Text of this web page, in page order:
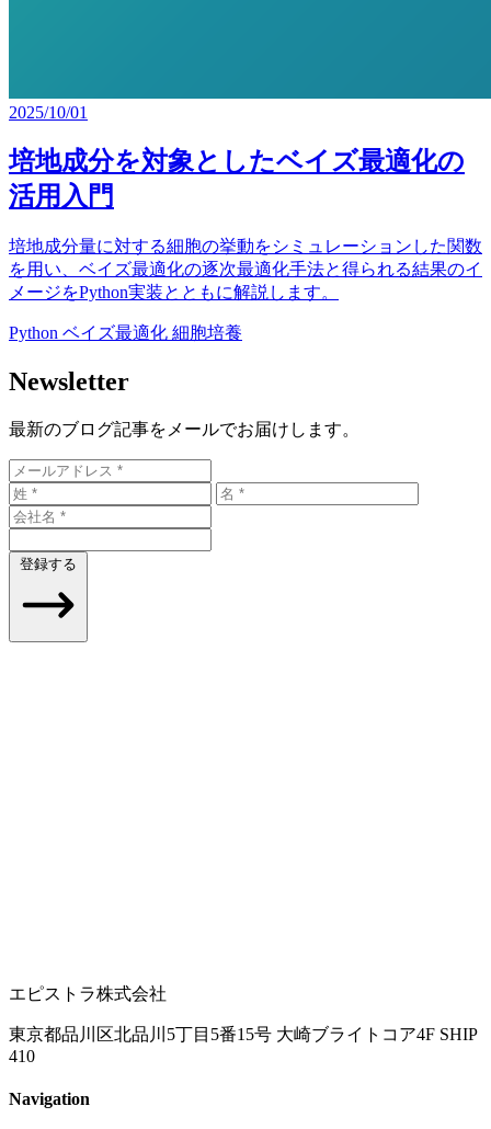
2025/10/01
培地成分を対象としたベイズ最適化の
活用入門
培地成分量に対する細胞の挙動をシミュレーションした関数
を用い、 ベイズ最適化の逐次最適化手法と得られる結果のイ
メージをPython実装とともに解説します。
Python ベイズ最適化 細胞培養
Newsletter
最新のブログ記事を メールでお届けします。
登録する
エピストラ株式会社
東京都品川区北品川5丁目5番15号 大崎ブライトコア4F SHIP
410
Navigation